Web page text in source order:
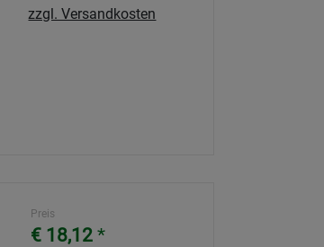
zzgl. Versandkosten
Preis
€ 18,12 *